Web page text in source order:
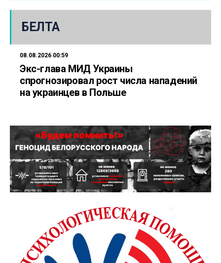
БЕЛТА
08.08.2026 00:59
Экс-глава МИД Украины
спрогнозировал рост числа нападений
на украинцев в Польше